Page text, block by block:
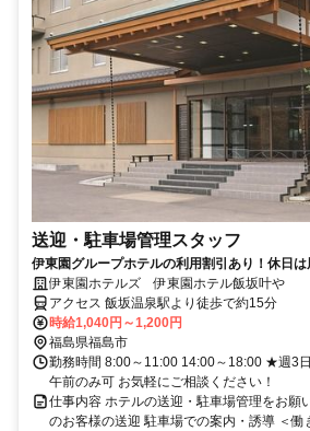
送迎・駐車場管理スタッフ
伊東園グループホテルの利用割引あり！休日
す♪伊東園ホテルズ 伊東園ホテル飯坂叶や
アクセス 飯坂温泉駅より徒歩で約15分
時給1,040円～1,200円
福島県福島市
勤務時間 8:00～11:00 14:00～18:00 ★週3
午前のみ可 お気軽にご相談ください！
仕事内容 ホテルの送迎・駐車場管理をお願
のお客様の送迎 駐車場での案内・誘導 ＜働